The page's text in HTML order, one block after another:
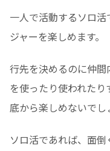
一人で活動するソロ
ジャーを楽しめます。
行先を決めるのに仲
を使ったり使われた
底から楽しめないでし
ソロ活であれば、面